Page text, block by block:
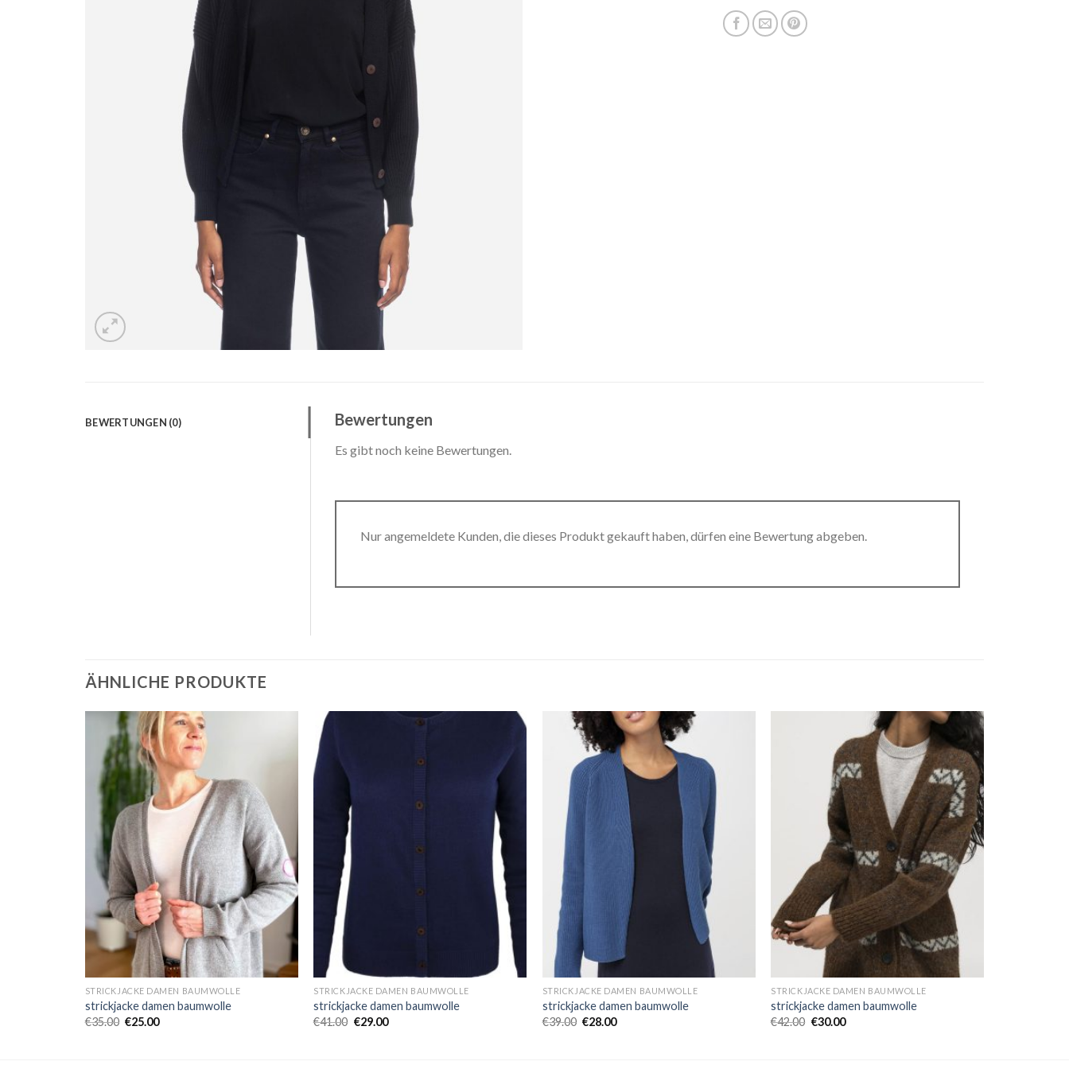
BEWERTUNGEN (0) Bewertungen
Es gibt noch keine Bewertungen.
Nur angemeldete Kunden, die dieses Produkt gekauft haben, dürfen eine Bewertung abgeben.
ÄHNLICHE PRODUKTE
STRICKJACKE DAMEN BAUMWOLLE
strickjacke damen baumwolle
€35.00 €25.00
STRICKJACKE DAMEN BAUMWOLLE
strickjacke damen baumwolle
€41.00 €29.00
STRICKJACKE DAMEN BAUMWOLLE
strickjacke damen baumwolle
€39.00 €28.00
STRICKJACKE DAMEN BAUMWOLLE
strickjacke damen baumwolle
€42.00 €30.00